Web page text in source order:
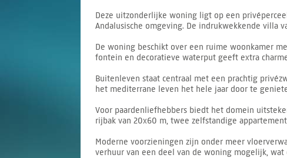
Deze uitzonderlijke woning ligt op een
Andalusische omgeving. De indrukwekkende villa
De woning beschikt over een ruime woonkamer
fontein en decoratieve waterput geeft extra
Buitenleven staat centraal met een prachtig
het mediterrane leven het hele jaar door te
Voor paardenliefhebbers biedt het domein
rijbak van 20x60 m, twee zelfstandige
Moderne voorzieningen zijn onder meer
verhuur van een deel van de woning mogelijk,